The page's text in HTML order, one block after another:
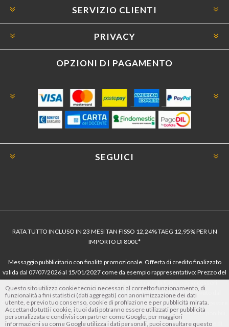
SERVIZIO CLIENTI
PRIVACY
OPZIONI DI PAGAMENTO
SEGUICI
RATA TUTTO INCLUSO IN 23 MESI TAN FISSO 12,24% TAEG 12,95% PER UN
IMPORTO DI 800€*
Messaggio pubblicitario con finalità promozionale. Offerta di credito finalizzato
valida dal 07/07/2026 al 15/01/2027 come da esempio rappresentativo: Prezzo del
dell’offerta azzerati. Importo totale del credito € 800. Importo totale dovuto dal
Consumatore € 920. Decorrenza media della prima rata a 90 giorni. Al fine di gestire
le tue spese in modo responsabile e di conoscere eventuali altre offerte disponibili,
Findomestic ti ricorda, prima di sottoscrivere il contratto, di prendere visione di
Questo sito utilizza cookie tecnici necessari al corretto funzionamento, di
funzionalità a fini statistici (dati aggregati) con anonimizzazione dei dati
utente, e previo tuo consenso, cookie di profilazione e per pubblicità mirata.
Accettando tutti i cookie, i tuoi dati potranno essere utilizzati per pubblicità
personalizzata e condivisi con partner come Google, per maggiori
informazioni su come Google utilizza i dati personali, puoi consultare questo